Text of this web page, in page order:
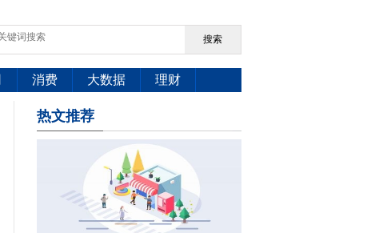
搜索
消费 大数据 理财
热文推荐